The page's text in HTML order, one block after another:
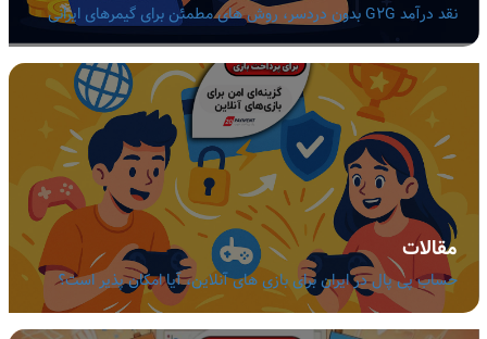
نقد درآمد G2G بدون دردسر، روش های مطمئن برای گیمرهای ایرانی
مقالات
حساب پی پال در ایران برای بازی های آنلاین، آیا امکان پذیر است؟